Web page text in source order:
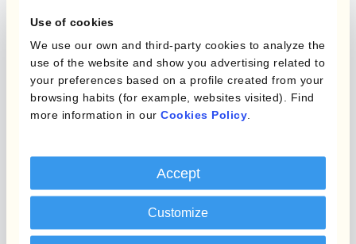
Use of cookies
We use our own and third-party cookies to analyze the
use of the website and show you advertising related to
your preferences based on a profile created from your
browsing habits (for example, websites visited). Find
more information in our Cookies Policy
Accept
Customize
Module
Kantox In-House FX
Dynamic Pricing
Payments & Collections
Casos de uso
Reducir las ganancias y
Posición
Kantox para Directores
Financieros
Kantox para CEOs
Kantox for Mid-Sized
Businesses